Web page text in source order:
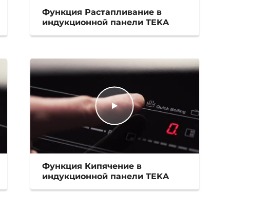
Функция Растапливание в
индукционной панели TEKA
Функция Кипячение в
индукционной панели TEKA